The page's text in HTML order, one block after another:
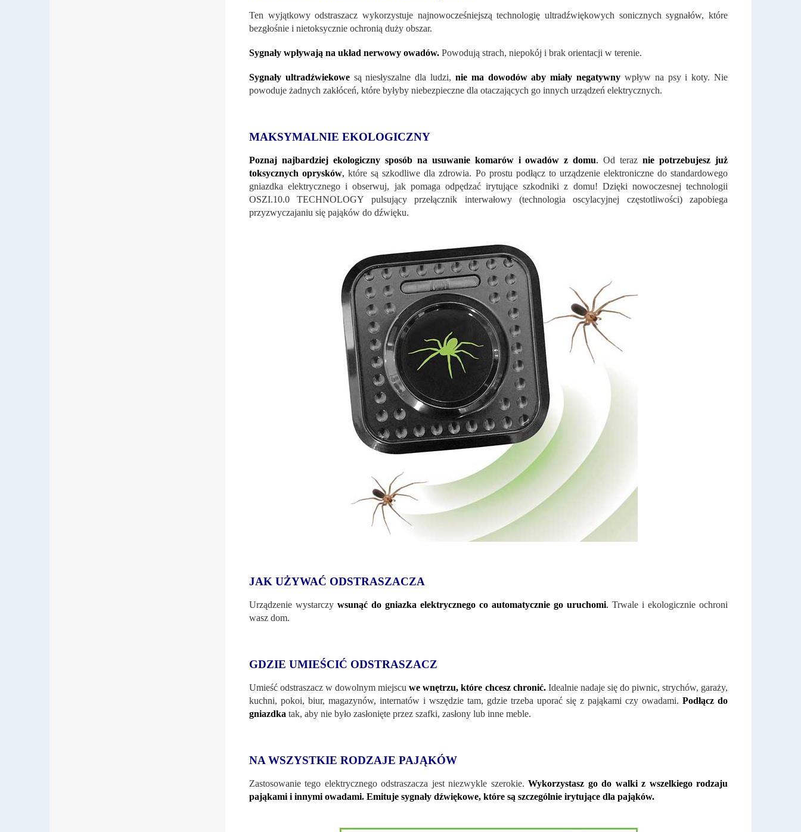
Ten wyjątkowy odstraszacz wykorzystuje najnowocześniejszą technologię ultradźwiękowych sonicznych sygnałów, które
bezgłośnie i nietoksycznie ochronią duży obszar.
Sygnały wpływają na układ nerwowy owadów. Powodują strach, niepokój i brak orientacji w terenie.
Sygnały ultradźwiekowesą niesłyszalne dla ludzi, nie ma dowodów aby miały negatywny wpływ na psy i koty. Nie
powoduje żadnych zakłóceń, które byłyby niebezpieczne dla otaczających go innych urządzeń elektrycznych.
MAKSYMALNIE EKOLOGICZNY
Poznaj najbardziej ekologiczny sposób na usuwanie komarów i owadów z domu. Od teraznie potrzebujesz już
toksycznych oprysków, które są szkodliwe dla zdrowia. Po prostu podłącz to urządzenie elektroniczne do standardowego
gniazdka elektrycznego i obserwuj, jak pomaga odpędzać irytujące szkodniki z domu! Dzięki nowoczesnej technologii
OSZI.10.0 TECHNOLOGY pulsujący przełącznik interwałowy (technologia oscylacyjnej częstotliwości) zapobiega
przyzwyczajaniu się pająków do dźwięku.
JAK UŻYWAĆ ODSTRASZACZA
Urządzenie wystarczy wsunąć do gniazka elektrycznego co automatycznie go uruchomi. Trwale i ekologicznie ochroni
wasz dom.
GDZIE UMIEŚCIĆ ODSTRASZACZ
Umieść odstraszacz w dowolnym miejscuwe wnętrzu, które chcesz chronić. Idealnie nadaje się do piwnic, strychów, garaży,
kuchni, pokoi, biur, magazynów, internatów i wszędzie tam, gdzie trzeba uporać się z pająkami czy owadami. Podłącz do
gniazdka tak, aby nie było zasłonięte przez szafki, zasłony lub inne meble.
NA WSZYSTKIE RODZAJE PAJĄKÓW
Zastosowanie tego elektrycznego odstraszacza jest niezwykle szerokie.Wykorzystasz go do walki z wszelkiego rodzaju
pająkami i innymi owadami. Emituje sygnały dźwiękowe, które są szczególnie irytujące dla pająków.